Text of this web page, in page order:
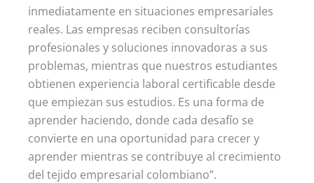
inmediatamente en situaciones empresariales
reales. Las empresas reciben consultorías
profesionales y soluciones innovadoras a sus
problemas, mientras que nuestros estudiantes
obtienen experiencia laboral certificable desde
que empiezan sus estudios. Es una forma de
aprender haciendo, donde cada desafío se
convierte en una oportunidad para crecer y
aprender mientras se contribuye al crecimiento
del tejido empresarial colombiano”.